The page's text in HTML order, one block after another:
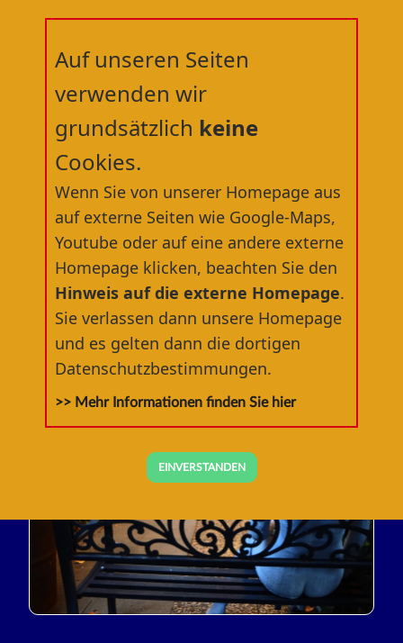
Willkommen in der
RÄDERWERFT®
dem nördlichsten Fahrradfachgeschäft
Deutschlands
Tipps zum Leben auf und mit dem
Fahrrad
Auf unseren Seiten
verwenden wir
grundsätzlich keine
Cookies.
Wenn Sie von unserer Homepage aus
auf externe Seiten wie Google-Maps,
Youtube oder auf eine andere externe
Homepage klicken, beachten Sie den
Hinweis auf die externe Homepage.
Sie verlassen dann unsere Homepage
und es gelten dann die dortigen
Datenschutzbestimmungen.
>> Mehr Informationen finden Sie hier
EINVERSTANDEN